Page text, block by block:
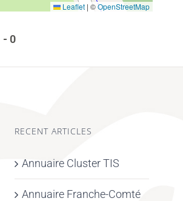
Leaflet | ©OpenStreetMap
- 0
RECENT ARTICLES
Annuaire Cluster TIS
Annuaire Franche-Comté